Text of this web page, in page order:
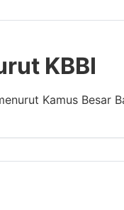
KBBI
Kamus Besar